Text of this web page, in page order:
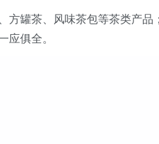
方罐茶、风味茶包等茶类产
应俱全。